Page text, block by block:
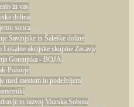
in vas
dolina
sonca
Savinjske in Šaleške doline
Lokalne akcijske skupine Zasavje
Gorenjska - BOJA
Pohorje
med mestom in podeželjem
in razvoj Murska Sobota